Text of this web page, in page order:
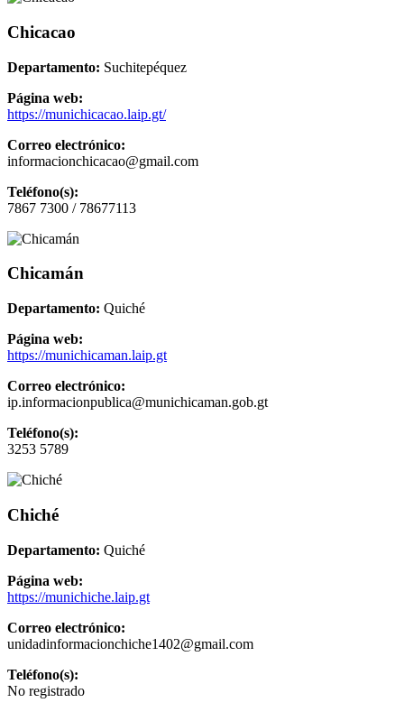
Chicacao
Departamento: Suchitepéquez
Página web:
https://munichicacao.laip.gt/
Correo electrónico:
informacionchicacao@gmail.com
Teléfono(s):
7867 7300 / 78677113
Chicamán
Departamento: Quiché
Página web:
https://munichicaman.laip.gt
Correo electrónico:
ip.informacionpublica@munichicaman.gob.gt
Teléfono(s):
3253 5789
Chiché
Departamento: Quiché
Página web:
https://munichiche.laip.gt
Correo electrónico:
unidadinformacionchiche1402@gmail.com
Teléfono(s):
No registrado